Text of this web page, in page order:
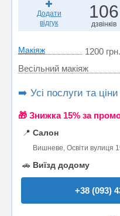
Додати
відгук
106
дзвінків
Макіяж
1200
Весільний макіяж
➡️ Усі послуги та
🎁 Знижка 15% за
📍 Салон
Вишневе, Освіти вулиця
🚗 Виїзд додому
+38 (093)